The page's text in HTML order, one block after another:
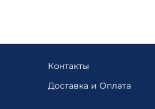
Контакты
Доставка и Оплата